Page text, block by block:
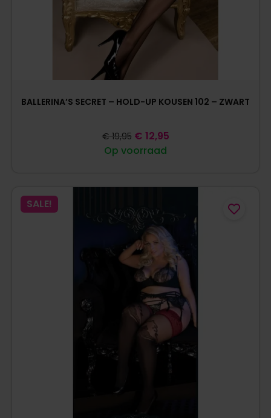
BALLERINA’S SECRET – HOLD-UP KOUSEN 102 – ZWART
Op voorraad
€ 19,95 € 12,95
SALE!